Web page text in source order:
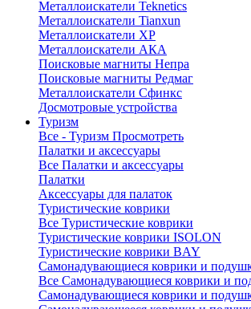
Металлоискатели Teknetics
Металлоискатели Tianxun
Металлоискатели XP
Металлоискатели АКА
Поисковые магниты Непра
Поисковые магниты Редмаг
Металлоискатели Сфинкс
Досмотровые устройства
Туризм
Все - Туризм Просмотреть
Палатки и аксессуары
Все Палатки и аксессуары
Палатки
Аксессуары для палаток
Туристические коврики
Все Туристические коврики
Туристические коврики ISOLON
Туристические коврики BAY
Самонадувающиеся коврики и
Все Самонадувающиеся коврики и
Самонадувающиеся коврики и